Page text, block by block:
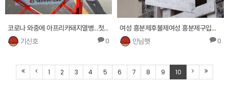
코로나 와중에 아프리카돼지열병…첫 발생 화천 농장 인근서 추가 확진
기신호
0
여성 흥분제후불제여성 흥분제구입처┘ 5102.via354.com ╂파워드 판매가격스페니쉬 플라이구매방법 ╀
인님햇
0
1 2 3 4 5 6 7 8 9 10